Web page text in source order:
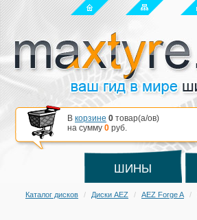
В корзине 0 товар(a/ов)
на сумму 0 руб.
ШИНЫ
Каталог дисков Диски AEZ AEZ Forge A